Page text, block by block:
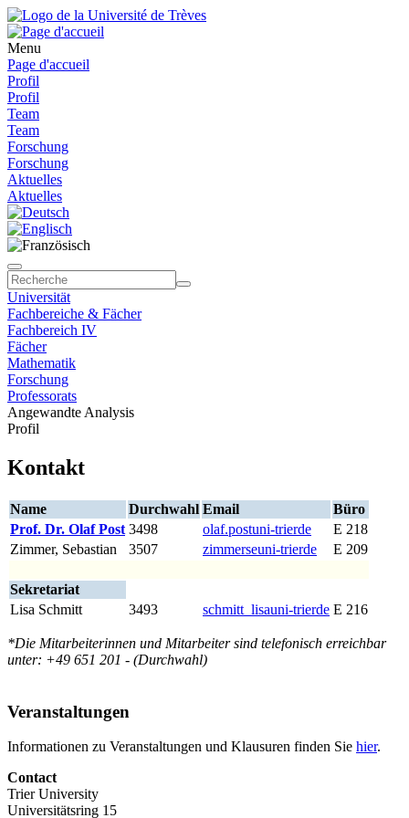
Menu
Page d'accueil
Profil
Profil
Team
Team
Forschung
Forschung
Aktuelles
Aktuelles
Universität
Fachbereiche & Fächer
Fachbereich IV
Fächer
Mathematik
Forschung
Professorats
Angewandte Analysis
Profil
Kontakt
Name Durchwahl Email
Büro
Prof. Dr. Olaf Post 3498 olaf.postuni-trierde
E 218
Zimmer, Sebastian
3507 zimmerseuni-trierde E 209
Sekretariat
Lisa Schmitt
3493 schmitt_lisauni-trierde E 216
*Die Mitarbeiterinnen und Mitarbeiter sind telefonisch erreichbar
unter: +49 651 201 - (Durchwahl)
Veranstaltungen
Informationen zu Veranstaltungen und Klausuren finden Sie hier.
Contact
Trier University
Universitätsring 15